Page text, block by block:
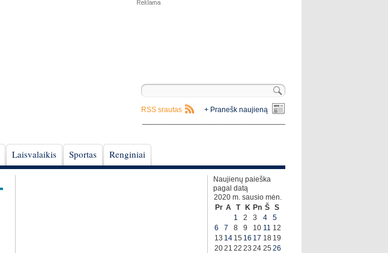
+ Pranešk naujieną
RSS srautas
Laisvalaikis Sportas Renginiai
Naujienų paieška
pagal datą
2020 m. sausio mėn.
Pr A T K Pn Š S
1 2 3 4
5
6
7 8 9 10 11 12
13 14 15 16 17 18 19
2021 22 23 24 25 26